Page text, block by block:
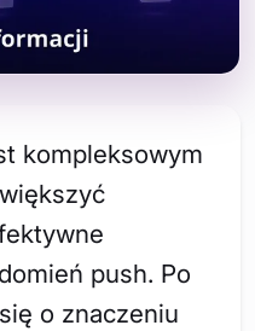
kompleksowym
push. Po
o znaczeniu